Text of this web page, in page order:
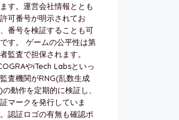
す。運営会社情報ととも
可番号が明示されてお
番号を検証することも可
す。 ゲームの公平性は第
監査で担保されます。
やiTech Labsといっ
査機関がRNG(乱数生成
の動作を定期的に検証し、
マークを発行していま
認証ロゴの有無も確認ポ